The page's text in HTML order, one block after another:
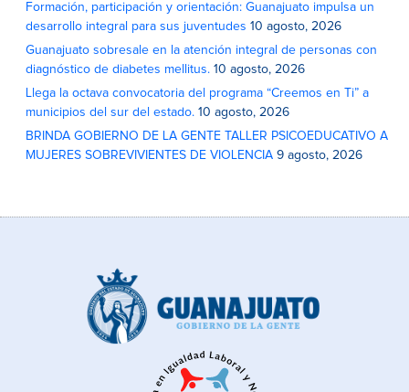
Formación, participación y orientación: Guanajuato impulsa un
desarrollo integral para sus juventudes 10 agosto, 2026
Guanajuato sobresale en la atención integral de personas con
diagnóstico de diabetes mellitus. 10 agosto, 2026
Llega la octava convocatoria del programa “Creemos en Ti” a
municipios del sur del estado. 10 agosto, 2026
BRINDA GOBIERNO DE LA GENTE TALLER PSICOEDUCATIVO A
MUJERES SOBREVIVIENTES DE VIOLENCIA 9 agosto, 2026